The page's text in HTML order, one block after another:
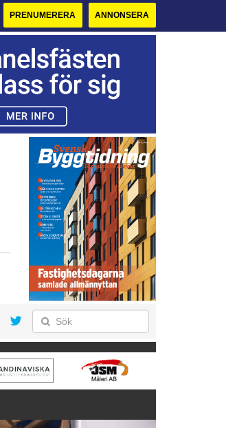
PRENUMERERA ANNONSERA